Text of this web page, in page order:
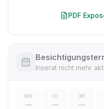
PDF
Inserat nicht mehr
MO
—
DI
—
MI
—